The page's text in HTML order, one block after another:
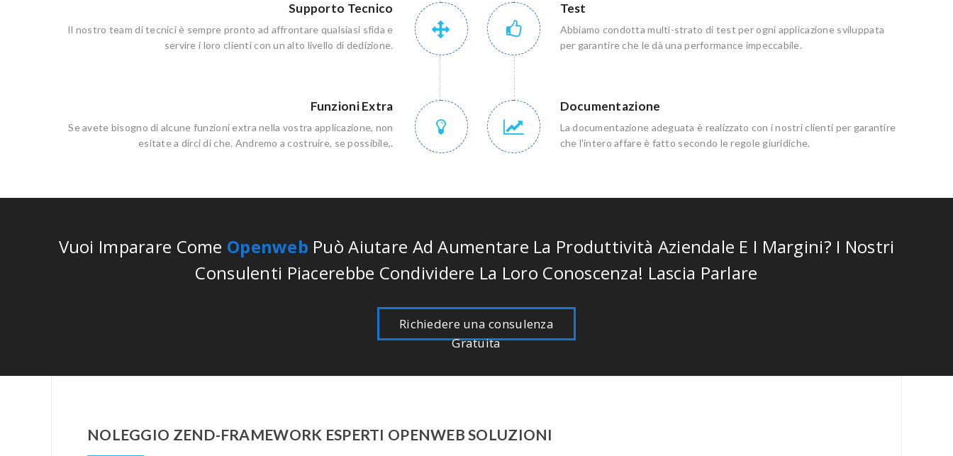
Supporto Tecnico
Il nostro team di tecnici è sempre pronto ad affrontare qualsiasi sfida e
servire i loro clienti con un alto livello di dedizione.
Funzioni Extra
Se avete bisogno di alcune funzioni extra nella vostra applicazione, non
esitate a dirci di che. Andremo a costruire, se possibile,.
Test
Abbiamo condotta multi-strato di test per ogni applicazione sviluppata
per garantire che le dà una performance impeccabile.
Documentazione
La documentazione adeguata è realizzato con i nostri clienti per garantire
che l'intero affare è fatto secondo le regole giuridiche.
Vuoi Imparare Come Openweb Può Aiutare Ad Aumentare La Produttività Aziendale E I Margini? I Nostri
Consulenti Piacerebbe Condividere La Loro Conoscenza! Lascia Parlare
Richiedere una consulenza
Gratuita
NOLEGGIO ZEND-FRAMEWORK ESPERTI OPENWEB SOLUZIONI